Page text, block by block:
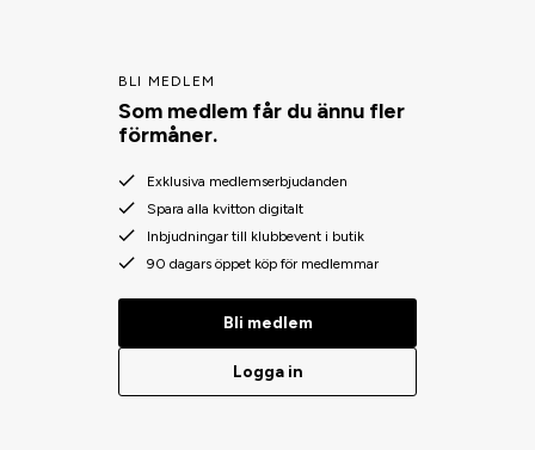
BLI MEDLEM
Som medlem får du ännu fler
förmåner.
Exklusiva medlemserbjudanden
Spara alla kvitton digitalt
Inbjudningar till klubbevent i butik
90 dagars öppet köp för medlemmar
Bli medlem
Logga in